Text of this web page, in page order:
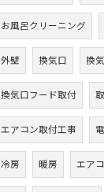
お風呂クリーニング
外壁 換気口 換
換気口フード取付
エアコン取付工事
冷房 暖房 エア